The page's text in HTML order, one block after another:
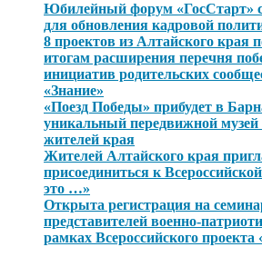
Юбилейный форум «ГосСтарт»
для обновления кадровой
8 проектов из Алтайского края
итогам расширения перечня
инициатив родительских
«Знание»
«Поезд Победы» прибудет в
уникальный передвижной музей
жителей края
Жителей Алтайского края
присоединиться к
это …»
Открыта регистрация на
представителей военно-
рамках Всероссийского